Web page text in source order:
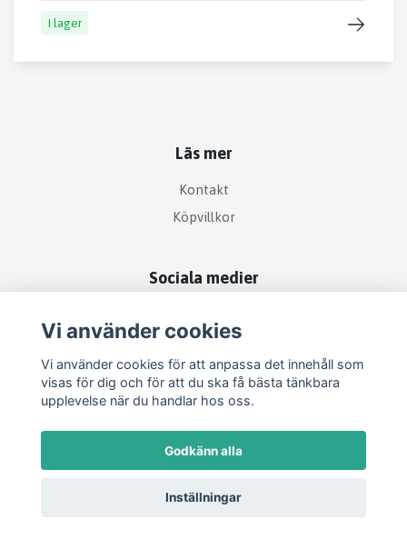
I lager
Läs mer
Kontakt
Köpvillkor
Sociala medier
© 2026 Festdags
Vi använder cookies
Vi använder cookies för att anpassa det innehåll som
visas för dig och för att du ska få bästa tänkbara
upplevelse när du handlar hos oss.
Godkänn alla
Inställningar